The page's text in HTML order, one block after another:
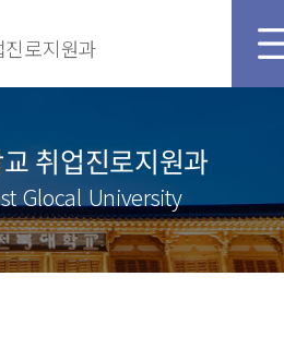
진로지원과
취업진로지원과
Glocal University